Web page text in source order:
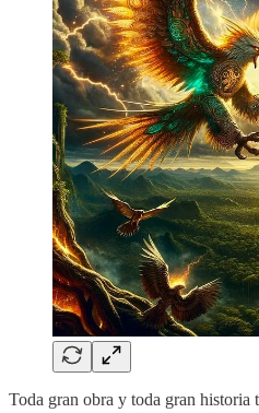
Toda gran obra y toda gran historia